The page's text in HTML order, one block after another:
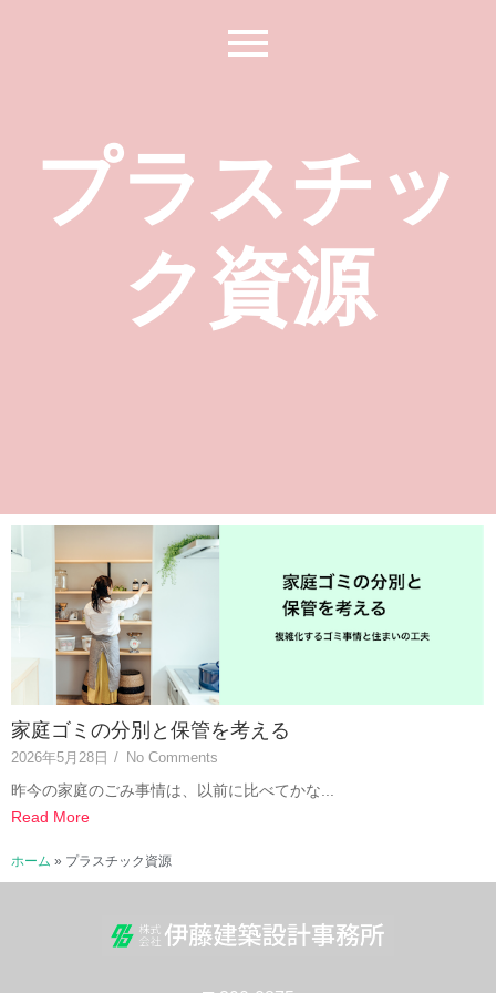
プラスチッ
ク資源
家庭ゴミの分別と保管を考える
2026年5月28日 / No Comments
昨今の家庭のごみ事情は、以前に比べてかな...
Read More
ホーム » プラスチック資源